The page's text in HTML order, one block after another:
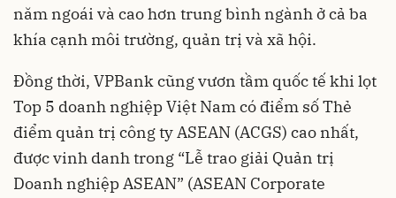
năm ngoái và cao hơn trung bình ngành ở cả ba
khía cạnh môi trường, quản trị và xã hội.
Đồng thời, VPBank cũng vươn tầm quốc tế khi lọt
Top 5 doanh nghiệp Việt Nam có điểm số Thẻ
điểm quản trị công ty ASEAN (ACGS) cao nhất,
được vinh danh trong “Lễ trao giải Quản trị
Doanh nghiệp ASEAN” (ASEAN Corporate